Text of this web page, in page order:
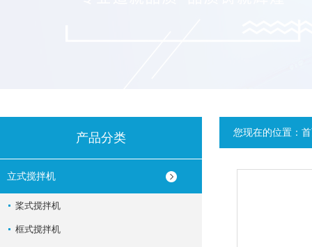
产品分类
立式搅拌机
桨式搅拌机
框式搅拌机
您现在的位置：